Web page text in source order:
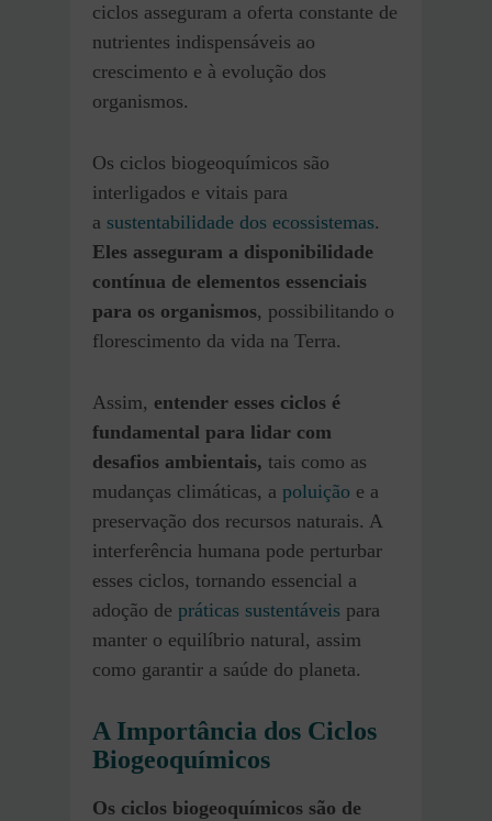
ciclos asseguram a oferta constante de
nutrientes indispensáveis ao
crescimento e à evolução dos
organismos.
Os ciclos biogeoquímicos são
interligados e vitais para
a sustentabilidade dos ecossistemas.
Eles asseguram a disponibilidade
contínua de elementos essenciais
para os organismos, possibilitando o
florescimento da vida na Terra.
Assim, entender esses ciclos é
fundamental para lidar com
desafios ambientais, tais como as
mudanças climáticas, a poluição e a
preservação dos recursos naturais. A
interferência humana pode perturbar
esses ciclos, tornando essencial a
adoção de práticas sustentáveis para
manter o equilíbrio natural, assim
como garantir a saúde do planeta.
A Importância dos Ciclos
Biogeoquímicos
Os ciclos biogeoquímicos são de